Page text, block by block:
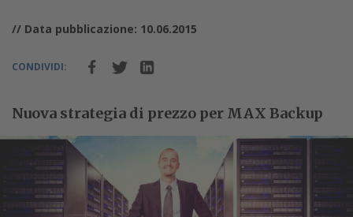
// Data pubblicazione: 10.06.2015
CONDIVIDI:
Nuova strategia di prezzo per MAX Backup